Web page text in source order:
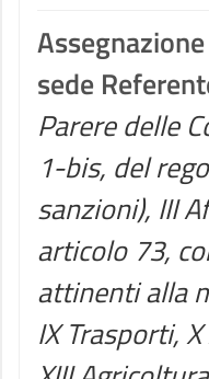
Assegnazione
sede
Parere delle
1-bis, del
sanzioni), III
articolo 73,
attinenti alla
IX Trasporti,